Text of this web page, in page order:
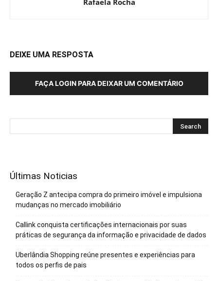
Rafaela Rocha
DEIXE UMA RESPOSTA
FAÇA LOGIN PARA DEIXAR UM COMENTÁRIO
Últimas Noticias
Geração Z antecipa compra do primeiro imóvel e impulsiona
mudanças no mercado imobiliário
Callink conquista certificações internacionais por suas
práticas de segurança da informação e privacidade de dados
Uberlândia Shopping reúne presentes e experiências para
todos os perfis de pais